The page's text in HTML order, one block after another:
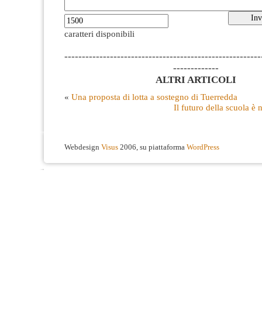
caratteri disponibili
-------------
ALTRI ARTICOLI
« Una proposta di lotta a sostegno di Tuerredda
Il futuro della scuola è
Webdesign Visus 2006, su piattaforma WordPress